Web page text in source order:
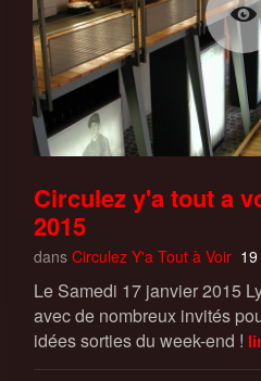
Circulez y'a tout a
2015
dans Circulez Y'a Tout à Voir
Le Samedi 17 janvier 2015
avec de nombreux invités
idées sorties du week-end !